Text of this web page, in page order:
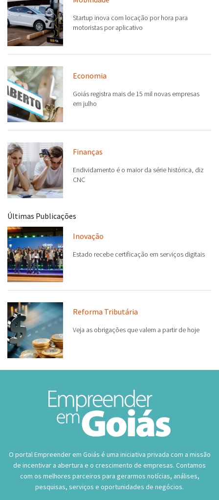
Startup inova com locação por hora para
motoristas por aplicativo
Economia
Goiás registra mais de 15 mil novas empresas
em julho
Finanças
Endividamento é o maior da série histórica, diz
CNC
Últimas Publicações
Inovação
Estado recebe certificação em serviços digitais
Reforma Tributária
Veja as obrigações que valem a partir de hoje
O portal Empreender em Goiás é uma iniciativa privada com a missão
de incentivar a abertura e o crescimento de empresas. Contamos
com os melhores parceiros para gerarmos notícias, análises,
pesquisas, serviços e oportunidades de negócios.